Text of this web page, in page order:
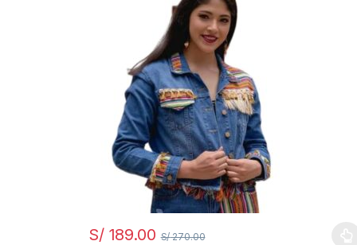
S/189.00 S/270.00